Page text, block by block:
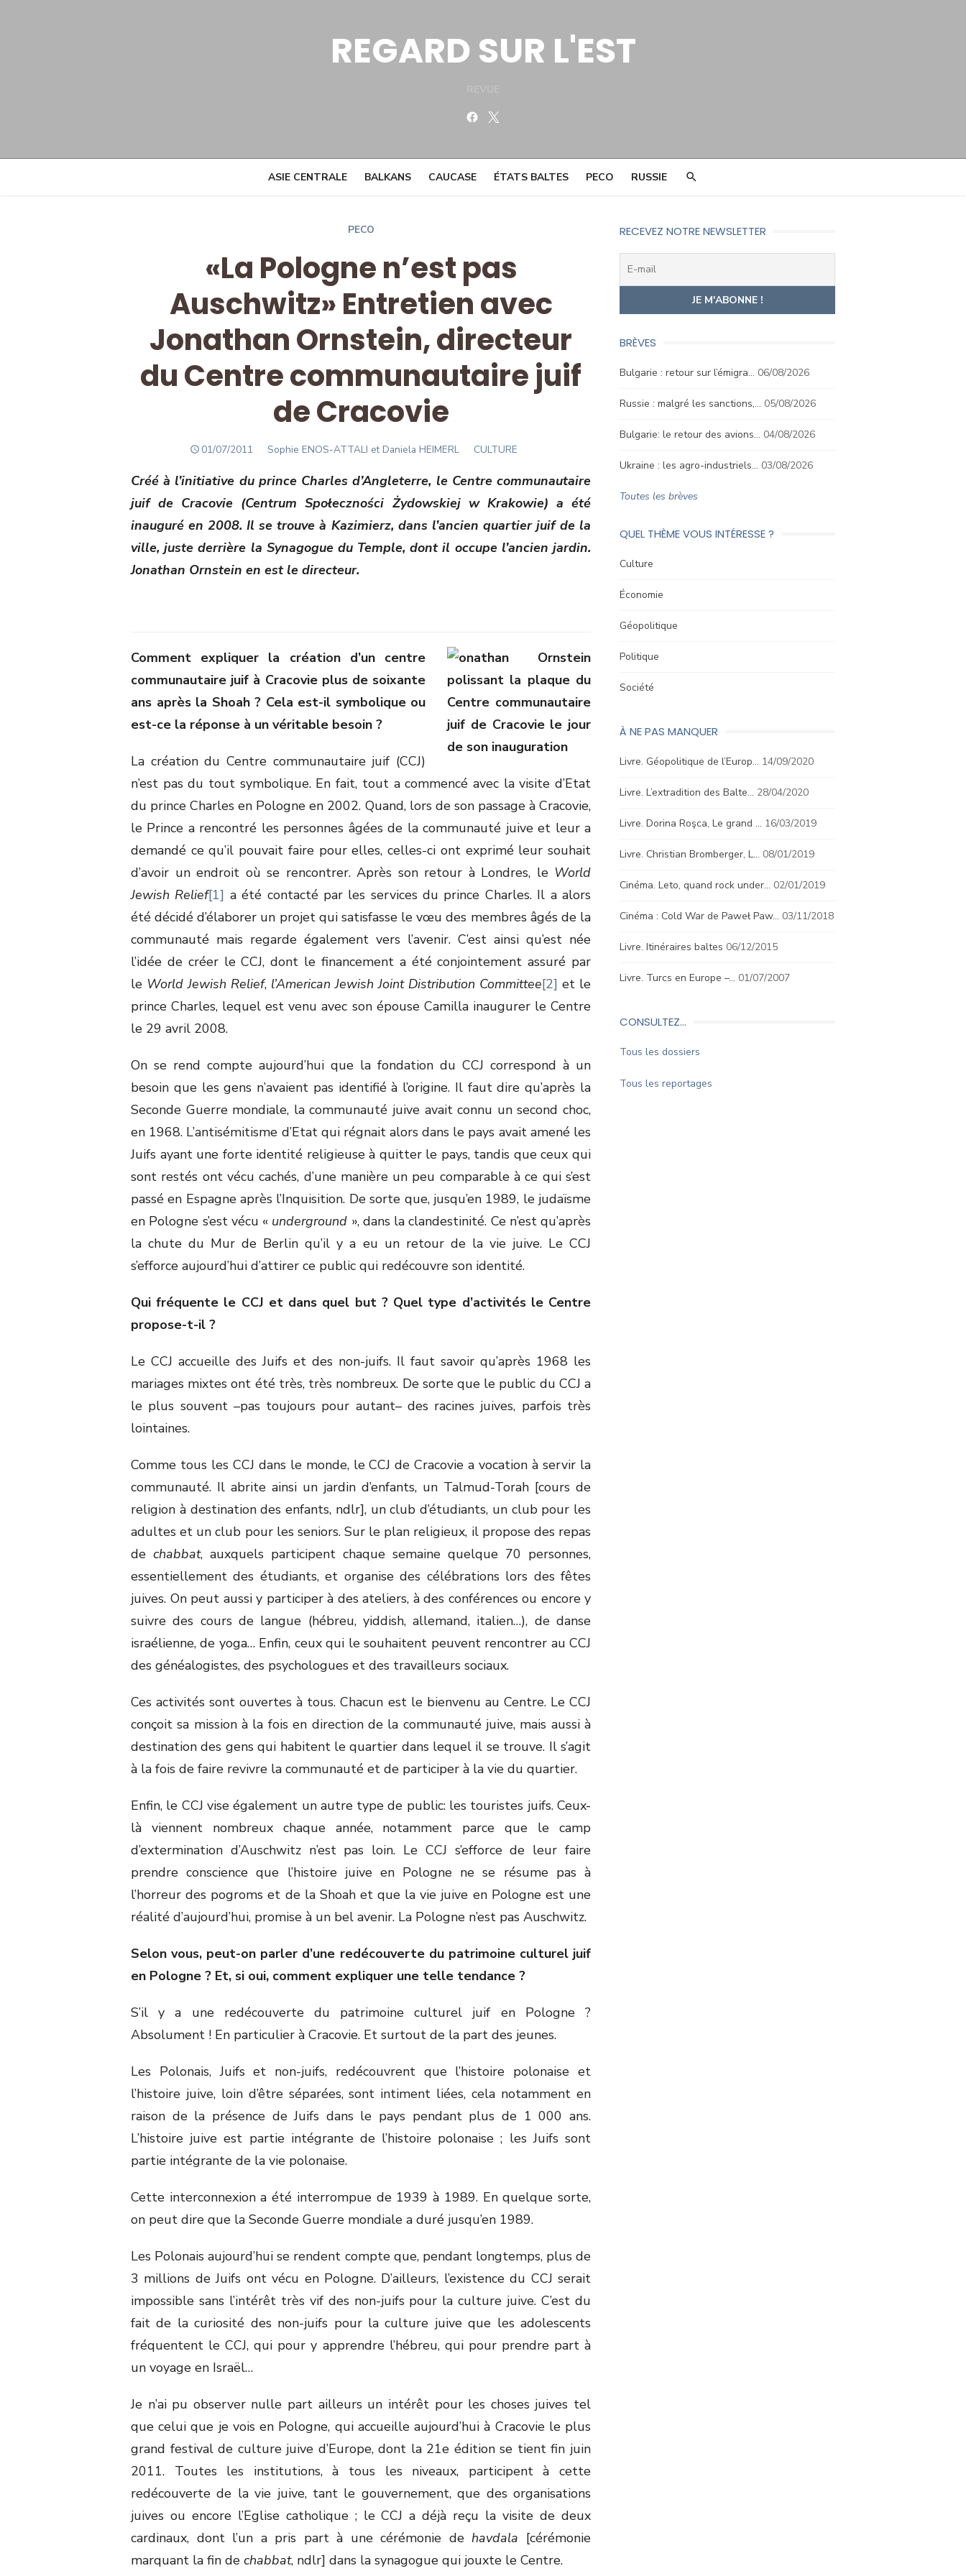
REGARD SUR L'EST
Facebook
ASIE CENTRALE BALKANS CAUCASE ÉTATS BALTES PECO RUSSIE
PECO
«La Pologne n’est pas
Auschwitz» Entretien avec
Jonathan Ornstein, directeur
du Centre communautaire juif
de Cracovie
POSTED
01/07/2011 Author
Sophie ENOS-ATTALI et Daniela HEIMERL CULTURE
Créé à l’initiative du prince Charles d’Angleterre, le Centre communautaire
juif de Cracovie (Centrum Społeczności Żydowskiej w Krakowie) a été
inauguré en 2008. Il se trouve à Kazimierz, dans l’ancien quartier juif de la
ville, juste derrière la Synagogue du Temple, dont il occupe l’ancien jardin.
Jonathan Ornstein en est le directeur.
Comment expliquer la création d’un centre
communautaire juif à Cracovie plus de soixante
ans après la Shoah ? Cela est-il symbolique ou
est-ce la réponse à un véritable besoin ?
La création du Centre communautaire juif (CCJ)
n’est pas du tout symbolique. En fait, tout a commencé avec la visite d’Etat
du prince Charles en Pologne en 2002. Quand, lors de son passage à Cracovie,
le Prince a rencontré les personnes âgées de la communauté juive et leur a
demandé ce qu’il pouvait faire pour elles, celles-ci ont exprimé leur souhait
d’avoir un endroit où se rencontrer. Après son retour à Londres, le World
Jewish Relief[1] a été contacté par les services du prince Charles. Il a alors
été décidé d’élaborer un projet qui satisfasse le vœu des membres âgés de la
communauté mais regarde également vers l’avenir. C’est ainsi qu’est née
l’idée de créer le CCJ, dont le financement a été conjointement assuré par
le World Jewish Relief, l’American Jewish Joint Distribution Committee[2] et le
prince Charles, lequel est venu avec son épouse Camilla inaugurer le Centre
le 29 avril 2008.
On se rend compte aujourd’hui que la fondation du CCJ correspond à un
besoin que les gens n’avaient pas identifié à l’origine. Il faut dire qu’après la
Seconde Guerre mondiale, la communauté juive avait connu un second choc,
en 1968. L’antisémitisme d’Etat qui régnait alors dans le pays avait amené les
Juifs ayant une forte identité religieuse à quitter le pays, tandis que ceux qui
sont restés ont vécu cachés, d’une manière un peu comparable à ce qui s’est
passé en Espagne après l’Inquisition. De sorte que, jusqu’en 1989, le judaïsme
en Pologne s’est vécu « underground », dans la clandestinité. Ce n’est qu’après
la chute du Mur de Berlin qu’il y a eu un retour de la vie juive. Le CCJ
s’efforce aujourd’hui d’attirer ce public qui redécouvre son identité.
Qui fréquente le CCJ et dans quel but ? Quel type d’activités le Centre
propose-t-il ?
Le CCJ accueille des Juifs et des non-juifs. Il faut savoir qu’après 1968 les
mariages mixtes ont été très, très nombreux. De sorte que le public du CCJ a
le plus souvent –pas toujours pour autant– des racines juives, parfois très
lointaines.
Comme tous les CCJ dans le monde, le CCJ de Cracovie a vocation à servir la
communauté. Il abrite ainsi un jardin d’enfants, un Talmud-Torah [cours de
religion à destination des enfants, ndlr], un club d’étudiants, un club pour les
adultes et un club pour les seniors. Sur le plan religieux, il propose des repas
de chabbat, auxquels participent chaque semaine quelque 70 personnes,
essentiellement des étudiants, et organise des célébrations lors des fêtes
juives. On peut aussi y participer à des ateliers, à des conférences ou encore y
suivre des cours de langue (hébreu, yiddish, allemand, italien…), de danse
israélienne, de yoga… Enfin, ceux qui le souhaitent peuvent rencontrer au CCJ
des généalogistes, des psychologues et des travailleurs sociaux.
Ces activités sont ouvertes à tous. Chacun est le bienvenu au Centre. Le CCJ
conçoit sa mission à la fois en direction de la communauté juive, mais aussi à
destination des gens qui habitent le quartier dans lequel il se trouve. Il s’agit
à la fois de faire revivre la communauté et de participer à la vie du quartier.
Enfin, le CCJ vise également un autre type de public: les touristes juifs. Ceux-
là viennent nombreux chaque année, notamment parce que le camp
d’extermination d’Auschwitz n’est pas loin. Le CCJ s’efforce de leur faire
prendre conscience que l’histoire juive en Pologne ne se résume pas à
l’horreur des pogroms et de la Shoah et que la vie juive en Pologne est une
réalité d’aujourd’hui, promise à un bel avenir. La Pologne n’est pas Auschwitz.
Selon vous, peut-on parler d’une redécouverte du patrimoine culturel juif
en Pologne ? Et, si oui, comment expliquer une telle tendance ?
S’il y a une redécouverte du patrimoine culturel juif en Pologne ?
Absolument ! En particulier à Cracovie. Et surtout de la part des jeunes.
Les Polonais, Juifs et non-juifs, redécouvrent que l’histoire polonaise et
l’histoire juive, loin d’être séparées, sont intiment liées, cela notamment en
raison de la présence de Juifs dans le pays pendant plus de 1 000 ans.
L’histoire juive est partie intégrante de l’histoire polonaise ; les Juifs sont
partie intégrante de la vie polonaise.
Cette interconnexion a été interrompue de 1939 à 1989. En quelque sorte,
on peut dire que la Seconde Guerre mondiale a duré jusqu’en 1989.
Les Polonais aujourd’hui se rendent compte que, pendant longtemps, plus de
3 millions de Juifs ont vécu en Pologne. D’ailleurs, l’existence du CCJ serait
impossible sans l’intérêt très vif des non-juifs pour la culture juive. C’est du
fait de la curiosité des non-juifs pour la culture juive que les adolescents
fréquentent le CCJ, qui pour y apprendre l’hébreu, qui pour prendre part à
un voyage en Israël…
Je n’ai pu observer nulle part ailleurs un intérêt pour les choses juives tel
que celui que je vois en Pologne, qui accueille aujourd’hui à Cracovie le plus
grand festival de culture juive d’Europe, dont la 21e édition se tient fin juin
2011. Toutes les institutions, à tous les niveaux, participent à cette
redécouverte de la vie juive, tant le gouvernement, que des organisations
juives ou encore l’Eglise catholique ; le CCJ a déjà reçu la visite de deux
cardinaux, dont l’un a pris part à une cérémonie dehavdala [cérémonie
marquant la fin de chabbat, ndlr] dans la synagogue qui jouxte le Centre.
RECEVEZ NOTRE NEWSLETTER
BRÈVES
Bulgarie : retour sur l’émigra… 06/08/2026
Russie : malgré les sanctions,… 05/08/2026
Bulgarie: le retour des avions… 04/08/2026
Ukraine : les agro-industriels… 03/08/2026
Toutes les brèves
QUEL THÈME VOUS INTÉRESSE ?
Culture
Économie
Géopolitique
Politique
Société
À NE PAS MANQUER
Livre. Géopolitique de l’Europ… 14/09/2020
Livre. L’extradition des Balte… 28/04/2020
Livre. Dorina Roşca, Le grand … 16/03/2019
Livre. Christian Bromberger, L… 08/01/2019
Cinéma. Leto, quand rock under… 02/01/2019
Cinéma : Cold War de Paweł Paw… 03/11/2018
Livre. Itinéraires baltes 06/12/2015
Livre. Turcs en Europe –… 01/07/2007
CONSULTEZ…
Tous les dossiers
Tous les reportages